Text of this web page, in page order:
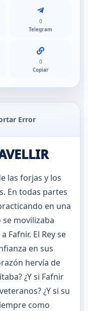
0
Telegram
0
Copiar
Error
las forjas y los
En todas partes
en una
movilizaba
Fafnir. El Rey se
en sus
hervía de
¿Y si Fafnir
¿Y si su
como